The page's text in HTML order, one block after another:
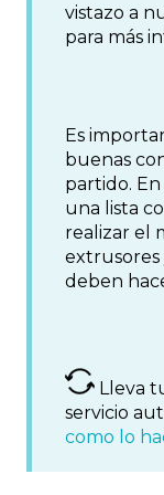
vistazo a
para más
Es
buenas
partido.
una lista
realizar el
extrusores
deben
Lleva
servicio
como lo